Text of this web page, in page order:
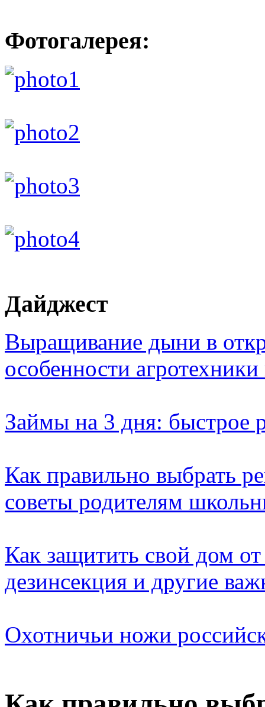
Фотогалерея:
Дайджест
Выращивание дыни в
особенности
Займы на 3 дня: быстрое
Как правильно выбрать
советы родителям
Как защитить свой дом
дезинсекция и другие
Охотничьи ножи